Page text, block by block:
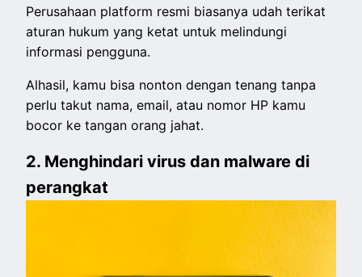
Perusahaan platform resmi biasanya udah terikat
aturan hukum yang ketat untuk melindungi
informasi pengguna.
Alhasil, kamu bisa nonton dengan tenang tanpa
perlu takut nama, email, atau nomor HP kamu
bocor ke tangan orang jahat.
2. Menghindari virus dan malware di
perangkat